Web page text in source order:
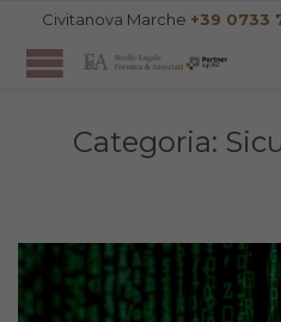
Civitanova Marche +39 0733
Categoria: